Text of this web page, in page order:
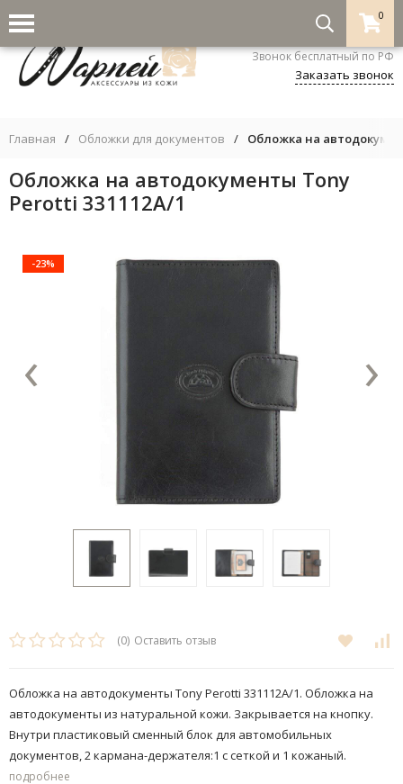
0
8-800-333-5530
Звонок бесплатный по РФ
Заказать звонок
Главная / Обложки для документов / Обложка на
Обложка на автодокументы Tony
Perotti 331112A/1
-23%
‹ ›
(0) Оставить отзыв
Обложка на автодокументы Tony Perotti 331112A/1. Обложка на
автодокументы из натуральной кожи. Закрывается на кнопку.
Внутри пластиковый сменный блок для автомобильных
документов, 2 кармана-держателя:1 с сеткой и 1 кожаный.
подробнее